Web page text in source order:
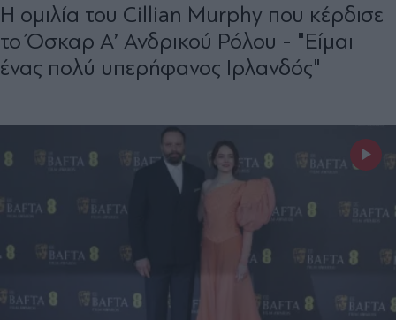
Η ομιλία του Cillian Murphy που κέρδισε
το Όσκαρ Α’ Ανδρικού Ρόλου - "Είμαι
ένας πολύ υπερήφανος Ιρλανδός"